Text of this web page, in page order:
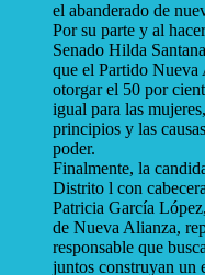
el abanderado de
Por su parte y al
Senado Hilda
que el Partido Nueva
otorgar el 50 por
igual para las
principios y las
poder.
Finalmente, la
Distrito l con
Patricia García
de Nueva Alianza,
responsable que
juntos construyan un